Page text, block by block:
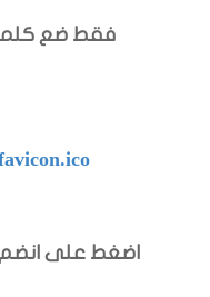
فقط ضع
اضغط على انضم